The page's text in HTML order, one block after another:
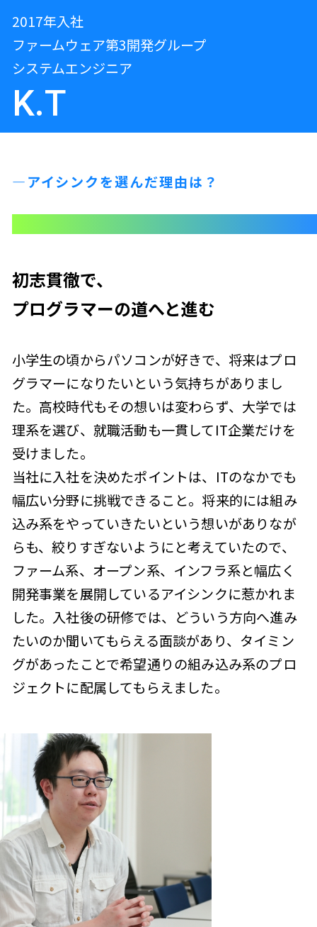
2017年入社
ファームウェア第3開発グループ
システムエンジニア
K.T
—アイシンクを選んだ理由は？
初志貫徹で、
プログラマーの道へと進む
小学生の頃からパソコンが好きで、将来はプロ
グラマーになりたいという気持ちがありまし
た。高校時代もその想いは変わらず、大学では
理系を選び、就職活動も一貫してIT企業だけを
受けました。
当社に入社を決めたポイントは、ITのなかでも
幅広い分野に挑戦できること。将来的には組み
込み系をやっていきたいという想いがありなが
らも、絞りすぎないようにと考えていたので、
ファーム系、オープン系、インフラ系と幅広く
開発事業を展開しているアイシンクに惹かれま
した。入社後の研修では、どういう方向へ進み
たいのか聞いてもらえる面談があり、タイミン
グがあったことで希望通りの組み込み系のプロ
ジェクトに配属してもらえました。